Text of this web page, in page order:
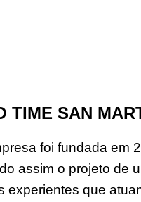
TIME SAN
foi fundada em
assim o projeto de
experientes que